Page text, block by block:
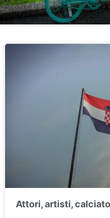
Attori, artisti,